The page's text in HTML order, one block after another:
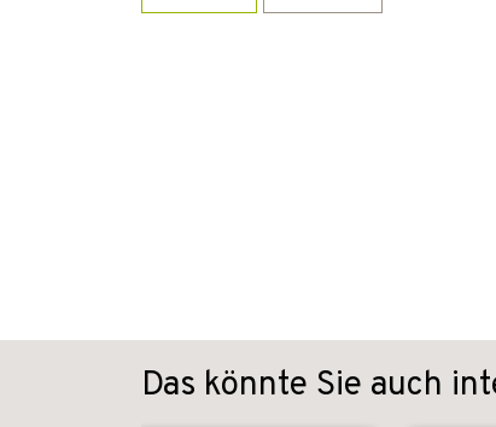
Das könnte Sie auch